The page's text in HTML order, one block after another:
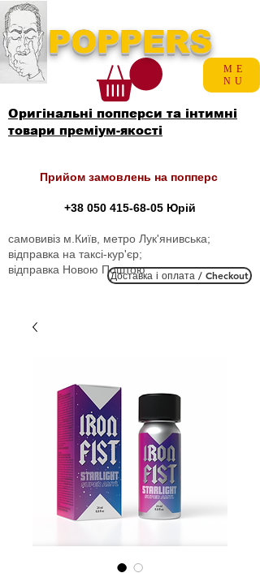
POPPERS
Оригінальні попперси та інтимні
товари преміум-якості
Прийом замовлень на попперс
+38 050 415-68-05 Юрій
самовивіз м.Київ, метро Лук'янивська;
відправка на таксі-кур'єр;
відправка Новою ПоштоюДоставка і оплата / Checkout
ME
NU